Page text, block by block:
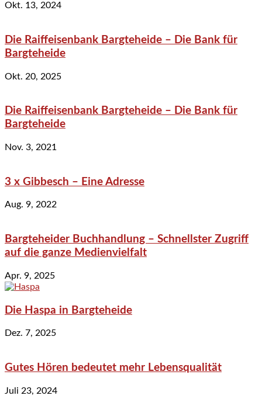
Okt. 13, 2024
Die Raiffeisenbank Bargteheide – Die Bank für
Bargteheide
Okt. 20, 2025
Die Raiffeisenbank Bargteheide – Die Bank für
Bargteheide
Nov. 3, 2021
3 x Gibbesch – Eine Adresse
Aug. 9, 2022
Bargteheider Buchhandlung – Schnellster Zugriff
auf die ganze Medienvielfalt
Apr. 9, 2025
Die Haspa in Bargteheide
Dez. 7, 2025
Gutes Hören bedeutet mehr Lebensqualität
Juli 23, 2024